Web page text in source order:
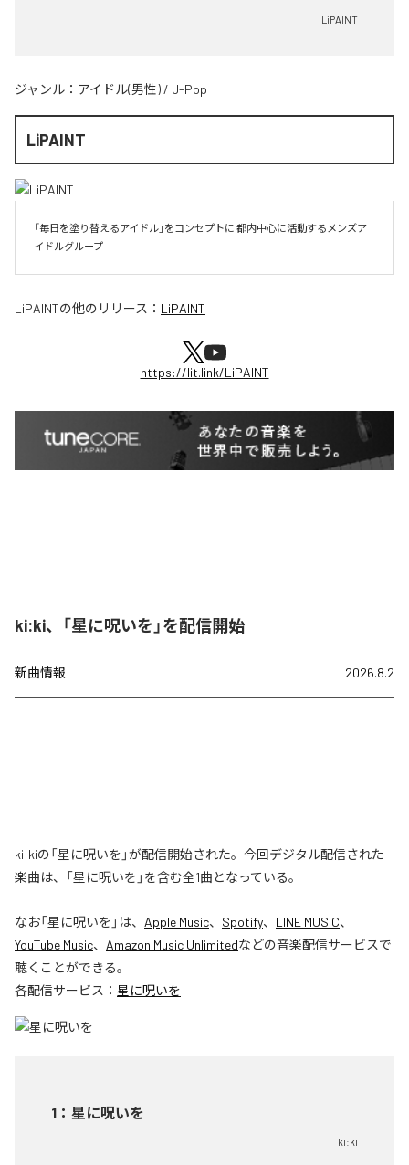
LiPAINT
ジャンル： アイドル(男性) / J-Pop
LiPAINT
「毎日を塗り替えるアイドル」をコンセプトに 都内中心に活動するメンズア
イドルグループ
LiPAINTの他のリリース： LiPAINT
https://lit.link/LiPAINT
ki:ki、「星に呪いを」を配信開始
新曲情報 2026.8.2
ki:kiの「星に呪いを」が配信開始された。今回デジタル配信された
楽曲は、「星に呪いを」を含む全1曲となっている。
なお「星に呪いを 」は、 Apple Music、 Spotify、 LINE MUSIC、
YouTube Music、 Amazon Music Unlimitedなどの音楽配信サービスで
聴くことができる。
各配信サービス： 星に呪いを
1 ： 星に呪いを
ki:ki